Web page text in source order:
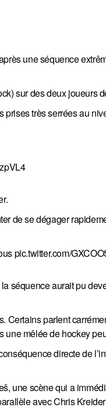
une séquence
sur des deux joueurs
très serrées au
de se dégager
pic.twitter.com/
séquence aurait pu
parlent
mêlée de hockey
directe de
une scène qui a
avec Chris